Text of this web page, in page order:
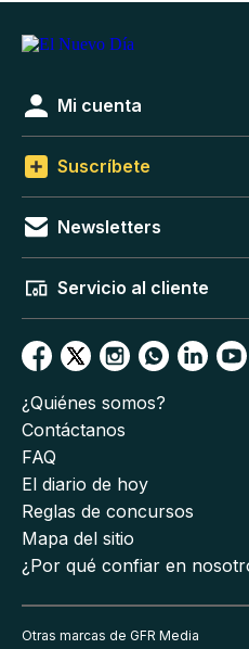
Mi cuenta
Suscríbete
Newsletters
Servicio al cliente
¿Quiénes somos?
Contáctanos
FAQ
El diario de hoy
Reglas de concursos
Mapa del sitio
¿Por qué confiar en
Otras marcas de GFR Media